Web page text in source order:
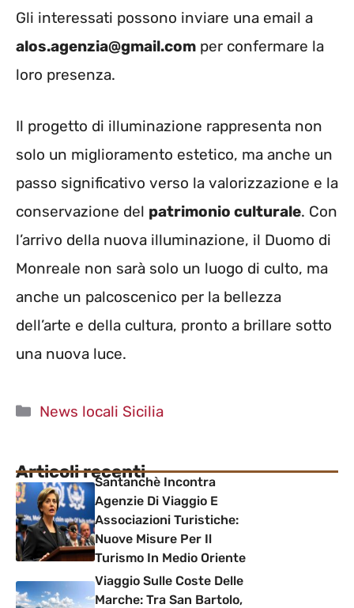
Gli interessati possono inviare una email a
alos.agenzia@gmail.com per confermare la
loro presenza.
Il progetto di illuminazione rappresenta non
solo un miglioramento estetico, ma anche un
passo significativo verso la valorizzazione e la
conservazione del patrimonio culturale. Con
l’arrivo della nuova illuminazione, il Duomo di
Monreale non sarà solo un luogo di culto, ma
anche un palcoscenico per la bellezza
dell’arte e della cultura, pronto a brillare sotto
una nuova luce.
Categorie
News locali Sicilia
Articoli recentiSantanchè Incontra
Agenzie Di Viaggio E
Associazioni Turistiche:
Nuove Misure Per Il
Turismo In Medio Oriente
Viaggio Sulle Coste Delle
Marche: Tra San Bartolo,